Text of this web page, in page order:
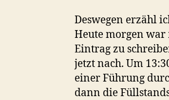
Deswegen erzähl
Heute morgen
Eintrag zu
jetzt nach. Um
einer Führung
dann die